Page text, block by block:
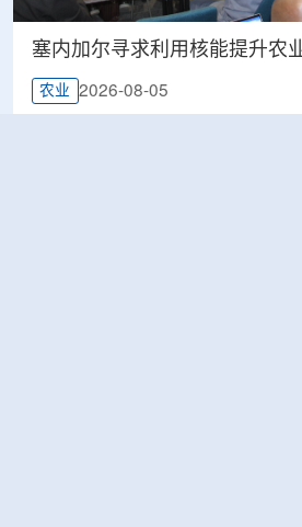
塞内加尔寻求利用核能提升农
农业 2026-08-05